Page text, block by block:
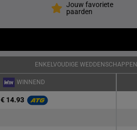
Jouw favoriete
paarden
ENKELVOUDIGE WEDDENSCHAPPEN
WINNEND
€ 14.93